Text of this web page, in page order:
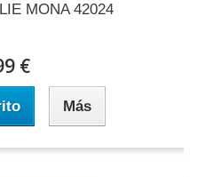
MONA 42024
€
Más